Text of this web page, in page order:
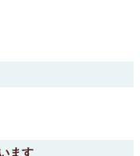
ます